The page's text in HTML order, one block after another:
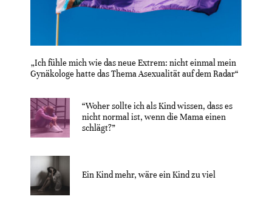
„Ich fühle mich wie das neue Extrem: nicht einmal mein
Gynäkologe hatte das Thema Asexualität auf dem Radar“
“Woher sollte ich als Kind wissen, dass es
nicht normal ist, wenn die Mama einen
schlägt?”
Ein Kind mehr, wäre ein Kind zu viel